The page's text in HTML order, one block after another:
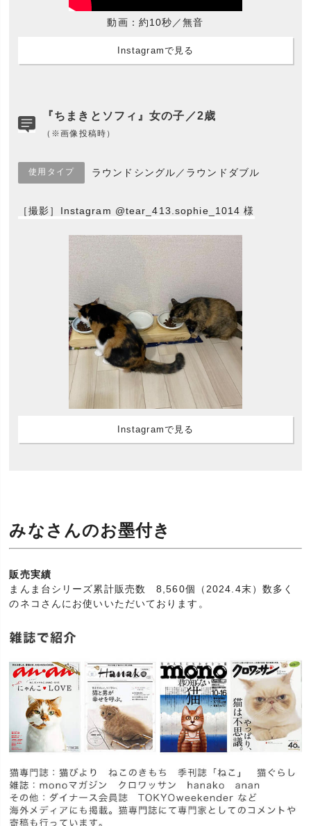
動画：約10秒／無音
Instagramで見る
『ちまきとソフィ』女の子／2歳
（※画像投稿時）
使用タイプ ラウンドシングル／ラウンドダブル
［撮影］Instagram @tear_413.sophie_1014 様
Instagramで見る
みなさんのお墨付き
販売実績
まんま台シリーズ累計販売数 8,560個（2024.4末）数多く
のネコさんにお使いいただいております。